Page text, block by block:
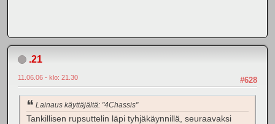
.21
#628
11.06.06 - klo: 21.30
Lainaus käyttäjältä: "4Chassis"
Tankillisen rupsuttelin läpi tyhjäkäynnillä, seuraavaksi